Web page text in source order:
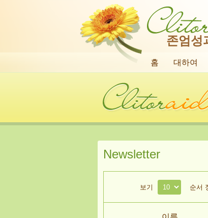
존엄성
홈 대하여
Newsletter
보기 순서